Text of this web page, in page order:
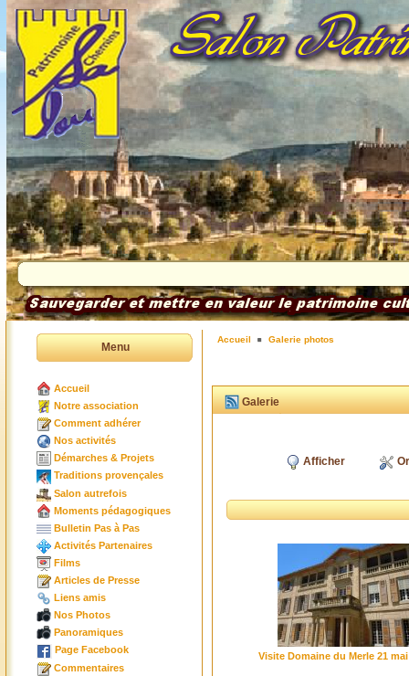
Menu
Accueil
Notre association
Comment adhérer
Nos activités
Démarches & Projets
Traditions provençales
Salon autrefois
Moments pédagogiques
Bulletin Pas à Pas
Activités Partenaires
Films
Articles de Presse
Liens amis
Nos Photos
Panoramiques
Page Facebook
Commentaires
Accueil Galerie photos
Galerie
Afficher
Visite Domaine du Merle 21 mai